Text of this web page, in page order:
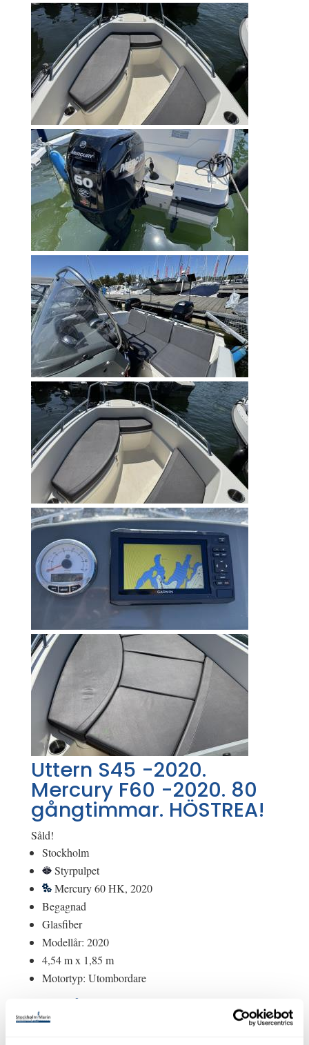
Uttern S45 -2020.
Mercury F60 -2020. 80
gångtimmar. HÖSTREA!
Såld!
Stockholm
Styrpulpet
Mercury 60 HK, 2020
Begagnad
Glasfiber
Modellår: 2020
4,54 m x 1,85 m
Motortyp: Utombordare
Om båten
Utförsäljning av denna båt!